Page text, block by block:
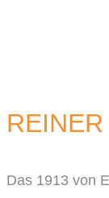
REINER
Das 1913 von